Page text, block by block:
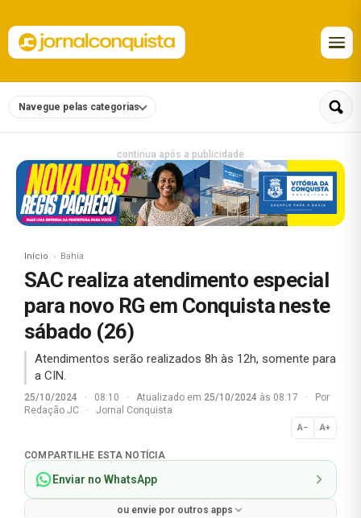
Navegue pelas categorias
continua após a publicidade
Início Bahia
SAC realiza atendimento especial
para novo RG em Conquista neste
sábado (26)
Atendimentos serão realizados 8h às 12h, somente para
a CIN.
25/10/2024 · 08:10 · Atualizado em 25/10/2024 às 08:17 ·
Por
Redação JC
· Jornal Conquista
A− A+
Normal
COMPARTILHE ESTA NOTÍCIA
Enviar no WhatsApp
ou envie por outros apps